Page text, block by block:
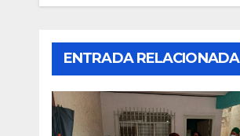
ENTRADA RELACIONADA